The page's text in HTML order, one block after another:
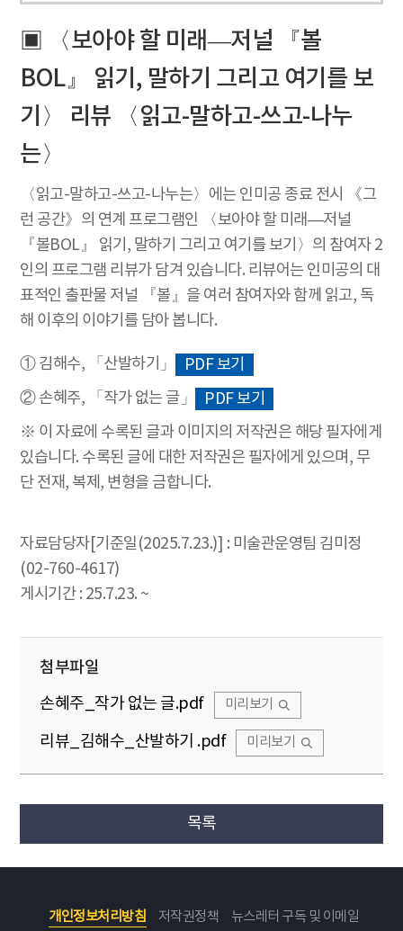
▣ 〈보아야 할 미래―저널 『볼
BOL』 읽기, 말하기 그리고 여기를 보
기〉 리뷰 〈읽고-말하고-쓰고-나누
는〉
〈읽고-말하고-쓰고-나누는〉에는 인미공 종료 전시 《그
런 공간》의 연계 프로그램인 〈보아야 할 미래―저널
『볼BOL』 읽기, 말하기 그리고 여기를 보기〉의 참여자 2
인의 프로그램 리뷰가 담겨 있습니다. 리뷰어는 인미공의 대
표적인 출판물 저널 『볼』을 여러 참여자와 함께 읽고, 독
해 이후의 이야기를 담아 봅니다.
① 김해수, 「산발하기」
PDF 보기
② 손혜주, 「작가 없는 글」
PDF 보기
※ 이 자료에 수록된 글과 이미지의 저작권은 해당 필자에게
있습니다. 수록된 글에 대한 저작권은 필자에게 있으며, 무
단 전재, 복제, 변형을 금합니다.
자료담당자[기준일(2025.7.23.)] : 미술관운영팀 김미정
(02-760-4617)
게시기간 : 25.7.23. ~
첨부파일
손혜주_작가 없는 글.pdf
미리보기
리뷰_김해수_산발하기 .pdf 미리보기
목록
개인정보처리방침 저작권정책 뉴스레터 구독 및 이메일